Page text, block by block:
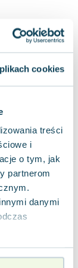
cookies
treści
i
o tym, jak
partnerom
danymi